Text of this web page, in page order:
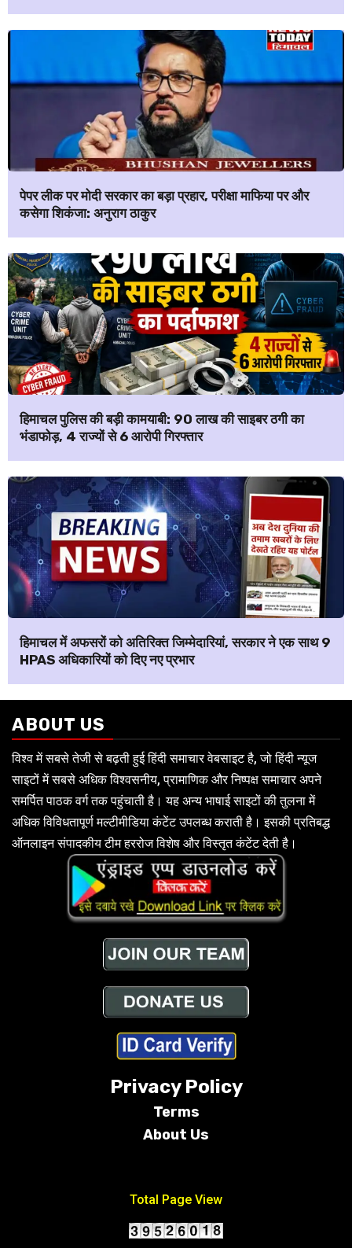
पेपर लीक पर मोदी सरकार का बड़ा प्रहार, परीक्षा माफिया पर और
कसेगा शिकंजा: अनुराग ठाकुर
हिमाचल पुलिस की बड़ी कामयाबी: ₹90 लाख की साइबर ठगी का
भंडाफोड़, 4 राज्यों से 6 आरोपी गिरफ्तार
हिमाचल में अफसरों को अतिरिक्त जिम्मेदारियां, सरकार ने एक साथ 9
HPAS अधिकारियों को दिए नए प्रभार
ABOUT US
विश्व में सबसे तेजी से बढ़ती हुई हिंदी समाचार वेबसाइट है, जो हिंदी न्यूज
साइटों में सबसे अधिक विश्वसनीय, प्रामाणिक और निष्पक्ष समाचार अपने
समर्पित पाठक वर्ग तक पहुंचाती है। यह अन्य भाषाई साइटों की तुलना में
अधिक विविधतापूर्ण मल्टीमीडिया कंटेंट उपलब्ध कराती है। इसकी प्रतिबद्ध
ऑनलाइन संपादकीय टीम हररोज विशेष और विस्तृत कंटेंट देती है।
Privacy Policy
Terms
About Us
Total Page View